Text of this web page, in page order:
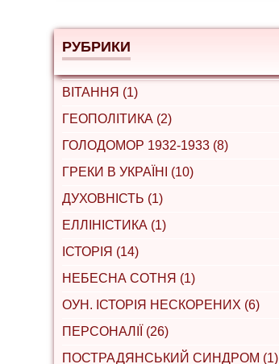
РУБРИКИ
ВІТАННЯ (1)
ГЕОПОЛІТИКА (2)
ГОЛОДОМОР 1932-1933 (8)
ГРЕКИ В УКРАЇНІ (10)
ДУХОВНІСТЬ (1)
ЕЛЛІНІСТИКА (1)
ІСТОРІЯ (14)
НЕБЕСНА СОТНЯ (1)
ОУН. ІСТОРІЯ НЕСКОРЕНИХ (6)
ПЕРСОНАЛІЇ (26)
ПОСТРАДЯНСЬКИЙ СИНДРОМ (1)